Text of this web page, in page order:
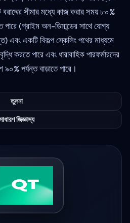
সীমার মধ্যে কাজ করার সময় ৮০%
পারে (প্রাইম অন-ডিমান্ডের সাথে যোগ্য
একটি বিকল্প স্কেলিং পথের মাধ্যমে
পারে এবং ধারাবাহিক পারফর্মারদের
পর্যন্ত বাড়াতে পারে।
তুলনা
জিজ্ঞাস্য